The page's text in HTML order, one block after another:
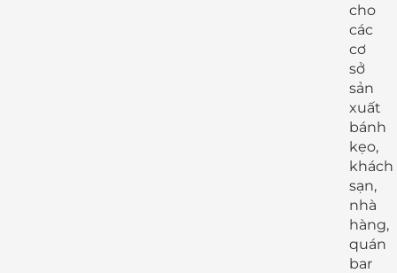
cho
các
cơ
sở
sản
xuất
bánh
kẹo,
khách
sạn,
nhà
hàng,
quán
bar